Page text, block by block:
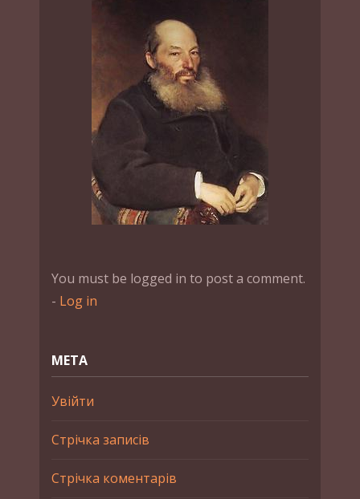
You must be logged in to post a comment.
- Log in
МЕТА
Увійти
Стрічка записів
Стрічка коментарів